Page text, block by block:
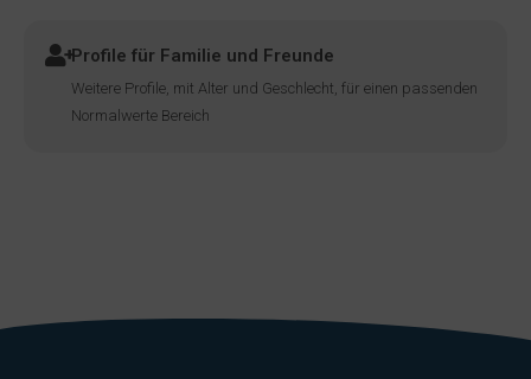
Profile für Familie und Freunde
Weitere Profile, mit Alter und Geschlecht, für einen passenden
Normalwerte Bereich